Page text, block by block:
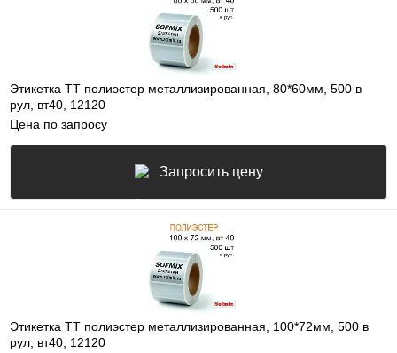
Этикетка ТТ полиэстер металлизированная, 80*60мм, 500 в
рул, вт40, 12120
Цена по запросу
Запросить цену
Этикетка ТТ полиэстер металлизированная, 100*72мм, 500 в
рул, вт40, 12120